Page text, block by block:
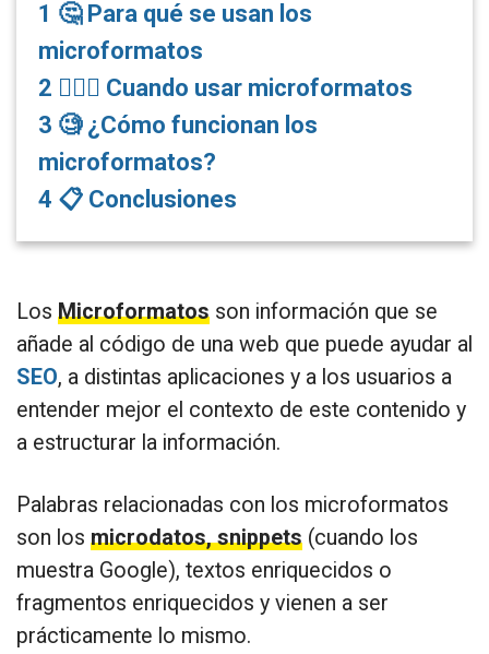
1 🤔 Para qué se usan los
microformatos
2 🤷🏻‍♂️ Cuando usar microformatos
3 🧐 ¿Cómo funcionan los
microformatos?
4 📋 Conclusiones
Los Microformatos son información que se
añade al código de una web que puede ayudar al
SEO, a distintas aplicaciones y a los usuarios a
entender mejor el contexto de este contenido y
a estructurar la información.
Palabras relacionadas con los microformatos
son los microdatos, snippets (cuando los
muestra Google), textos enriquecidos o
fragmentos enriquecidos y vienen a ser
prácticamente lo mismo.